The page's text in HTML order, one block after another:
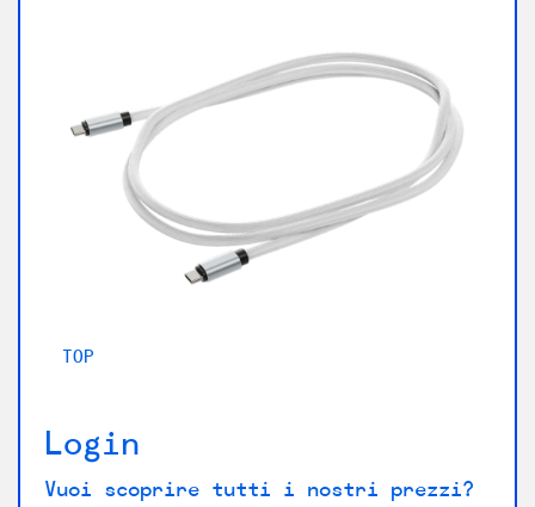
TOP
Login
Vuoi scoprire tutti i nostri prezzi?